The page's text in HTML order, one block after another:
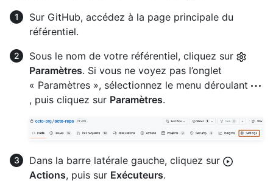
Sur GitHub, accédez à la page principale du
référentiel.
Sous le nom de votre référentiel, cliquez sur
Paramètres. Si vous ne voyez pas l’onglet
« Paramètres », sélectionnez le menu déroulant
, puis cliquez sur Paramètres.
Dans la barre latérale gauche, cliquez sur
Actions, puis sur Exécuteurs.